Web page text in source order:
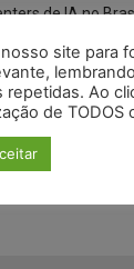
de IA no
das urnas
digital e
site para
Ao
de TODOS